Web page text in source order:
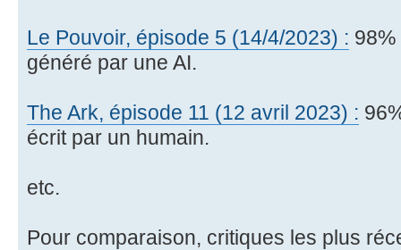
Le Pouvoir, épisode 5 (14/4/2023) :
généré par une AI.
The Ark, épisode 11 (12 avril 2023) :
écrit par un humain.
etc.
Pour comparaison, critiques les plus